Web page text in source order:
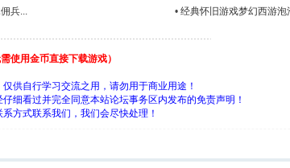
兵... • 经典怀旧游戏梦幻西游
使用金币直接下载游戏）
供自行学习交流之用，请勿用于商业用途！
细看过并完全同意本站论坛事务区内发布的免责声明！
方式联系我们，我们会尽快处理！